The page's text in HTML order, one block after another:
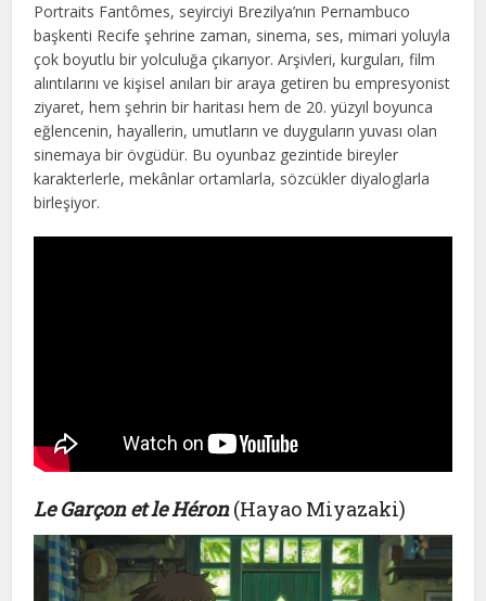
Portraits Fantômes, seyirciyi Brezilya’nın Pernambuco
başkenti Recife şehrine zaman, sinema, ses, mimari yoluyla
çok boyutlu bir yolculuğa çıkarıyor. Arşivleri, kurguları, film
alıntılarını ve kişisel anıları bir araya getiren bu empresyonist
ziyaret, hem şehrin bir haritası hem de 20. yüzyıl boyunca
eğlencenin, hayallerin, umutların ve duyguların yuvası olan
sinemaya bir övgüdür. Bu oyunbaz gezintide bireyler
karakterlerle, mekânlar ortamlarla, sözcükler diyaloglarla
birleşiyor.
Le Garçon et le Héron(Hayao Miyazaki)